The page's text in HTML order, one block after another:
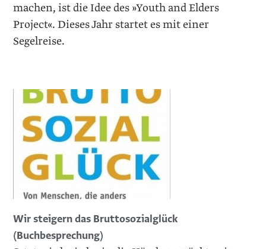
machen, ist die Idee des »Youth and Elders
Project«. Dieses Jahr startet es mit einer
Segelreise.
Wir steigern das Bruttosozialglück
(Buchbesprechung)